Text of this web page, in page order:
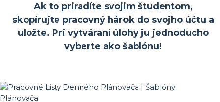
Ak to priradíte svojim študentom,
skopírujte pracovný hárok do svojho účtu a
uložte. Pri vytváraní úlohy ju jednoducho
vyberte ako šablónu!